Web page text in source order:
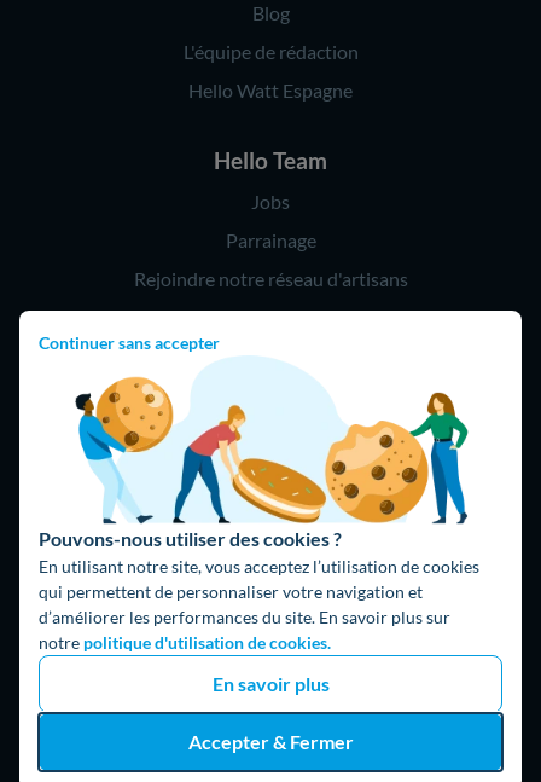
Continuer sans accepter
Pouvons-nous utiliser des cookies ?
En utilisant notre site, vous acceptez l’utilisation de cookies
qui permettent de personnaliser votre navigation et
d’améliorer les performances du site. En savoir plus sur
notre politique d'utilisation de cookies.
En savoir plus
Accepter & Fermer
Blog
L'équipe de rédaction
Hello Watt Espagne
Hello Team
Jobs
Parrainage
Rejoindre notre réseau d'artisans
Hello !
09 75 18 60 60
(8h-21h)
75018 Paris
Fait avec ⚡ par Hello Watt
© 2026 Hello Watt |CGU|Mentions légales